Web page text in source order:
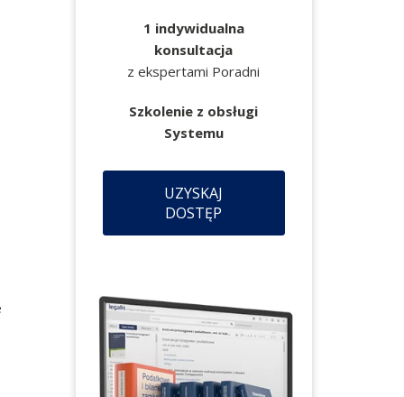
1 indywidualna
konsultacja
z ekspertami Poradni
Szkolenie z obsługi
Systemu
UZYSKAJ
DOSTĘP